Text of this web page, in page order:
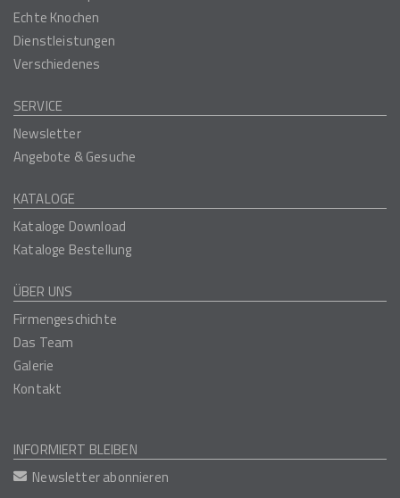
Echte Knochen
Dienstleistungen
Verschiedenes
SERVICE
Newsletter
Angebote & Gesuche
KATALOGE
Kataloge Download
Kataloge Bestellung
ÜBER UNS
Firmengeschichte
Das Team
Galerie
Kontakt
INFORMIERT BLEIBEN
Newsletter abonnieren